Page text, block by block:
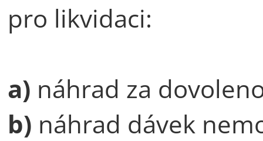
pro likvidaci:
a) náhrad za
b) náhrad dávek